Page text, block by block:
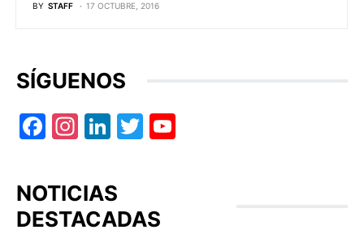
BY STAFF 17 OCTUBRE, 2016
SÍGUENOS
Facebook
Instagram
LinkedIn
Twitter
NOTICIAS
DESTACADAS